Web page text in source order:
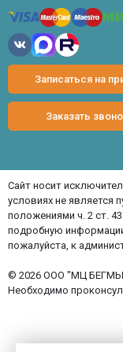
Записаться на
Заказать
Сайт носит
условиях не является
положениями ч. 2 ст.
подробную
пожалуйста, к
© 2026 ООО "МЦ
Необходимо